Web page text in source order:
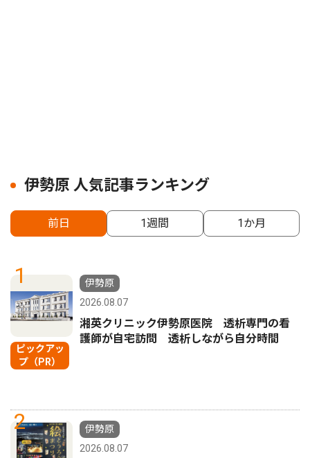
伊勢原 人気記事ランキング
前日 1週間 1か月
1
ピックアッ
プ（PR）
伊勢原
2026.08.07
湘英クリニック伊勢原医院 透析専門の看
護師が自宅訪問 透析しながら自分時間
2
伊勢原
2026.08.07